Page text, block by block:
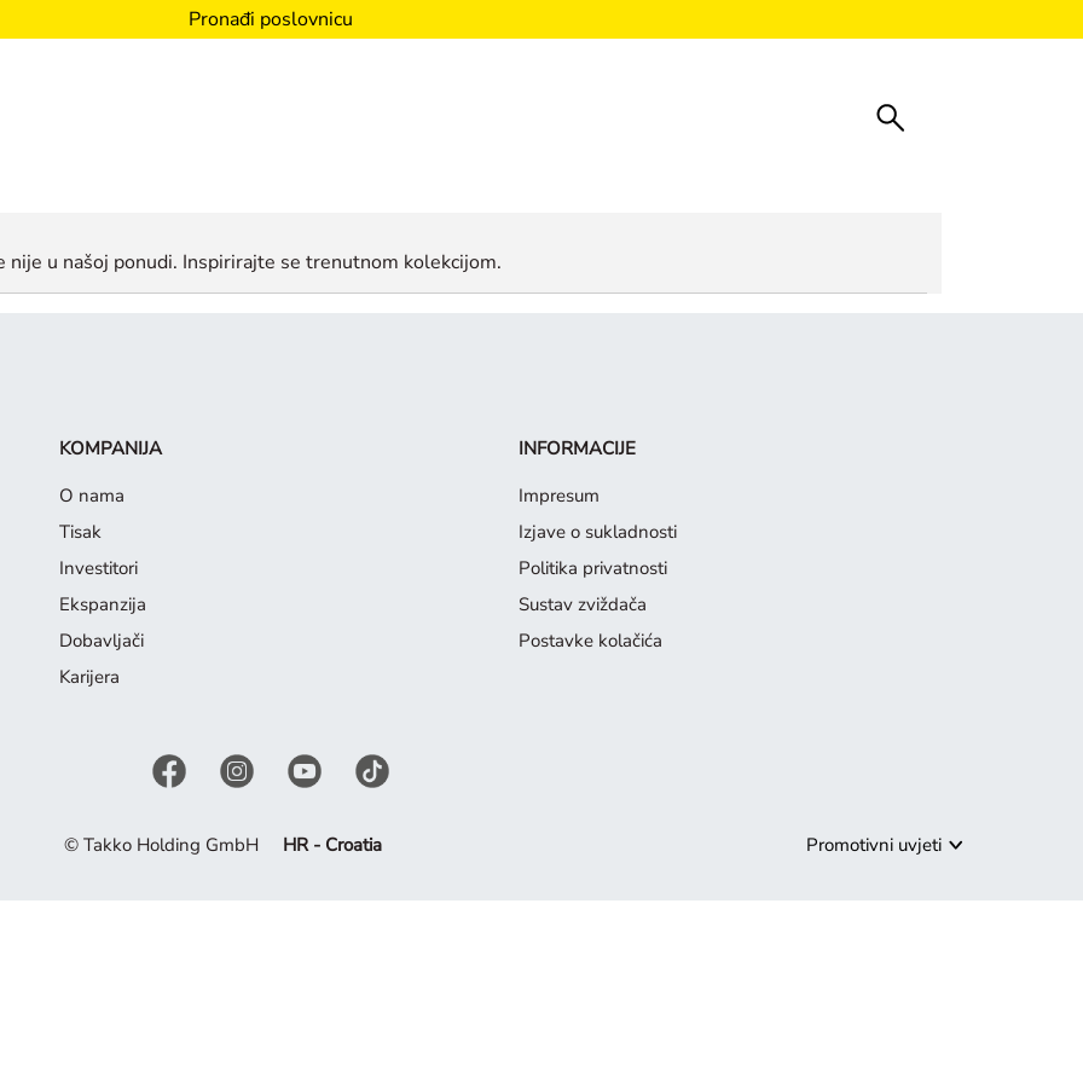
Pronađi poslovnicu
nije u našoj ponudi. Inspirirajte se trenutnom kolekcijom.
KOMPANIJA
O nama
Tisak
Investitori
Ekspanzija
Dobavljači
Karijera
INFORMACIJE
Impresum
Izjave o sukladnosti
Politika privatnosti
Sustav zviždača
Postavke kolačića
© Takko Holding GmbH HR - Croatia Promotivni uvjeti